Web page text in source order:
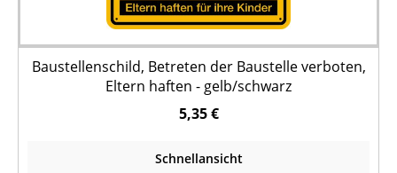
Baustellenschild, Betreten der Baustelle verboten,
Eltern haften - gelb/schwarz
5,35 €
Schnellansicht